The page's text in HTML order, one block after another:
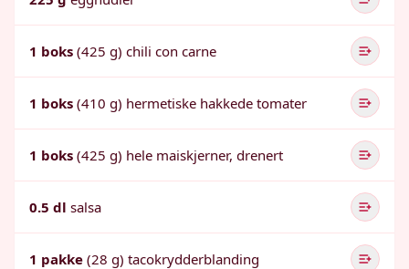
1 boks (425 g) chili con carne
1 boks (410 g) hermetiske hakkede tomater
1 boks (425 g) hele maiskjerner, drenert
0.5 dl salsa
1 pakke (28 g) tacokrydderblanding